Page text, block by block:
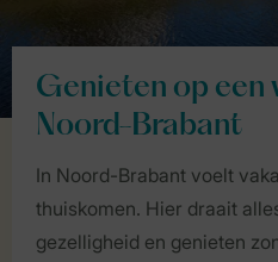
Genieten op een
Noord-Brabant
In Noord-Brabant voelt
thuiskomen. Hier draait
gezelligheid en genieten